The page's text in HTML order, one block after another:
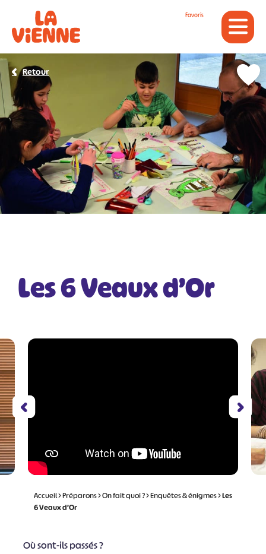
Favoris
Les 6 Veaux d’Or
Retour
Accueil>Préparons>On fait quoi ?>Enquêtes & énigmes>Les
6 Veaux d’Or
Où sont-ils passés ?